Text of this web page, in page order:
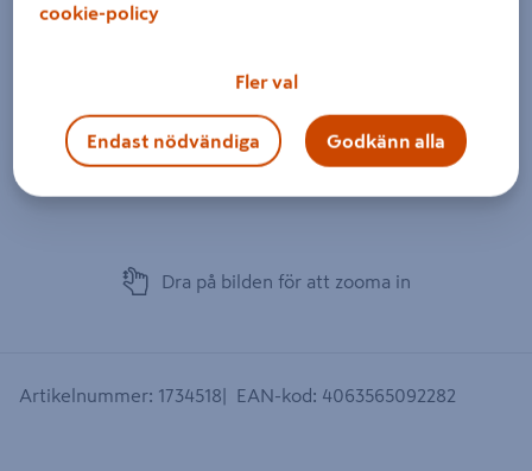
Dra på bilden för att zooma in
Artikelnummer: 1734518 EAN-kod: 4063565092282
cookie-policy
Fler val
Endast nödvändiga Godkänn alla